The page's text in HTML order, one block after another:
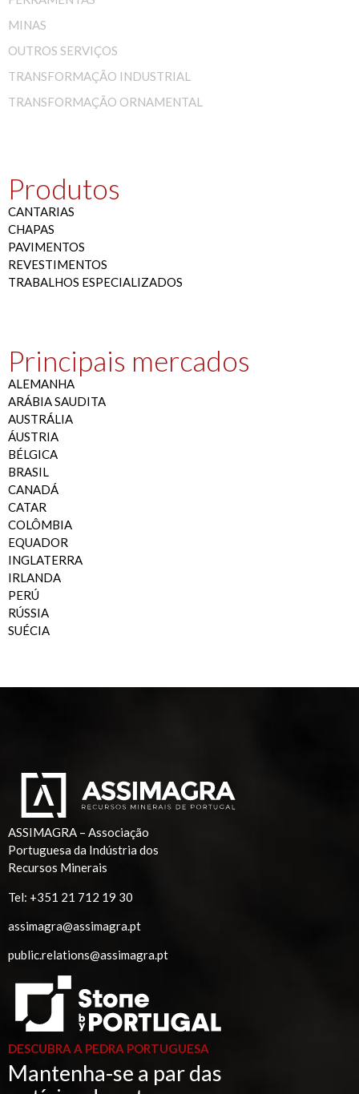
MINAS
OUTROS SERVIÇOS
TRANSFORMAÇÃO INDUSTRIAL
TRANSFORMAÇÃO ORNAMENTAL
Produtos
CANTARIAS
CHAPAS
PAVIMENTOS
REVESTIMENTOS
TRABALHOS ESPECIALIZADOS
Principais mercados
ALEMANHA
ARÁBIA SAUDITA
AUSTRÁLIA
ÁUSTRIA
BÉLGICA
BRASIL
CANADÁ
CATAR
COLÔMBIA
EQUADOR
INGLATERRA
IRLANDA
PERÚ
RÚSSIA
SUÉCIA
ASSIMAGRA – Associação
Portuguesa da Indústria dos
Recursos Minerais
Tel: +351 21 712 19 30
assimagra@assimagra.pt
public.relations@assimagra.pt
DESCUBRA A PEDRA PORTUGUESA
Mantenha-se a par das